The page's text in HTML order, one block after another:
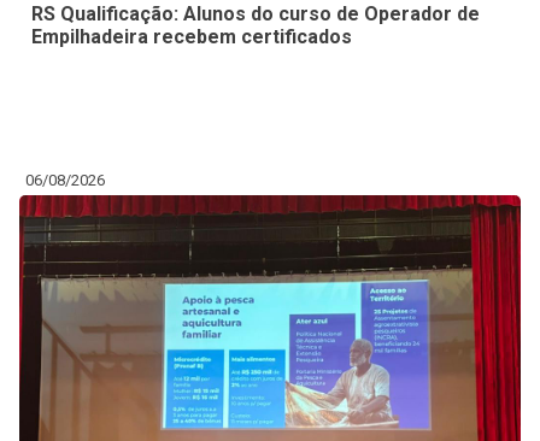
RS Qualificação: Alunos do curso de Operador de
Empilhadeira recebem certificados
06/08/2026